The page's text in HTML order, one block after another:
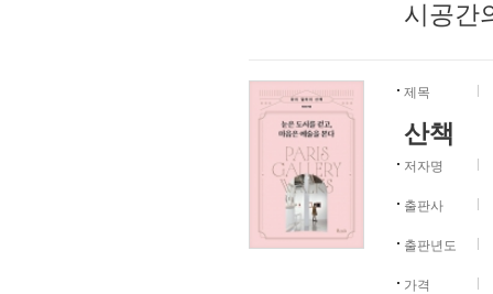
시공간
제목
산책
저자명
출판사
출판년도
가격